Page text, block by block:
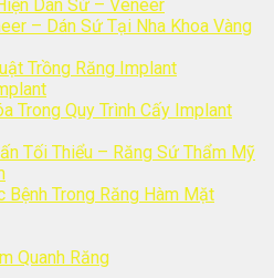
Dán Sứ – Veneer
– Dán Sứ Tại Nha Khoa Vàng
Trồng Răng Implant
Trong Quy Trình Cấy Implant
Tối Thiểu – Răng Sứ Thẩm Mỹ
Bệnh Trong Răng Hàm Mặt
Quanh Răng